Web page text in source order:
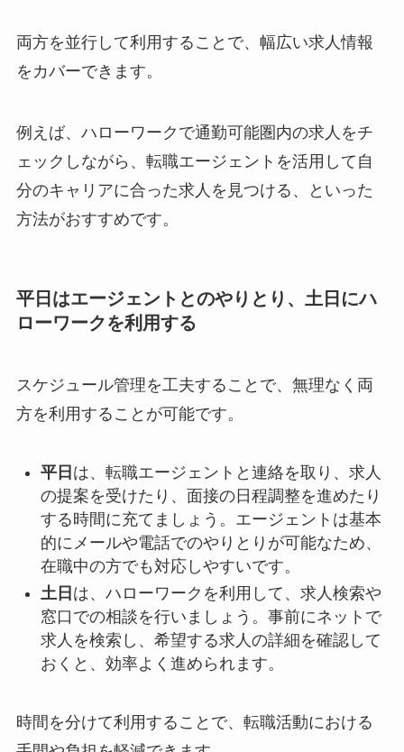
両方を並行して利用することで、幅広い求人情報
をカバーできます。
例えば、ハローワークで通勤可能圏内の求人をチ
ェックしながら、転職エージェントを活用して自
分のキャリアに合った求人を見つける、といった
方法がおすすめです。
平日はエージェントとのやりとり、土日にハ
ローワークを利用する
スケジュール管理を工夫することで、無理なく両
方を利用することが可能です。
平日 は、転職エージェントと連絡を取り、求人
の提案を受けたり、面接の日程調整を進めたり
する時間に充てましょう。エージェントは基本
的にメールや電話でのやりとりが可能なため、
在職中の方でも対応しやすいです。
土日 は、ハローワークを利用して、求人検索や
窓口での相談を行いましょう。事前にネットで
求人を検索し、希望する求人の詳細を確認して
おくと、効率よく進められます。
時間を分けて利用することで、転職活動における